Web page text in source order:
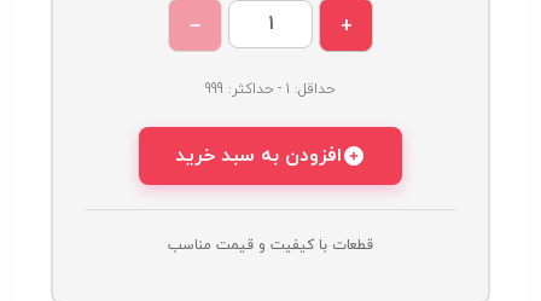
+
−
حداقل: 1 - حداکثر: 999
افزودن به سبد خرید
قطعات با کیفیت و قیمت مناسب